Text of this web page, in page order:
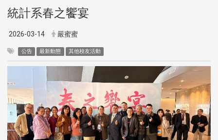
統計系春之饗宴
2026-03-14 嚴蜜蜜
公告 最新動態 其他校友活動